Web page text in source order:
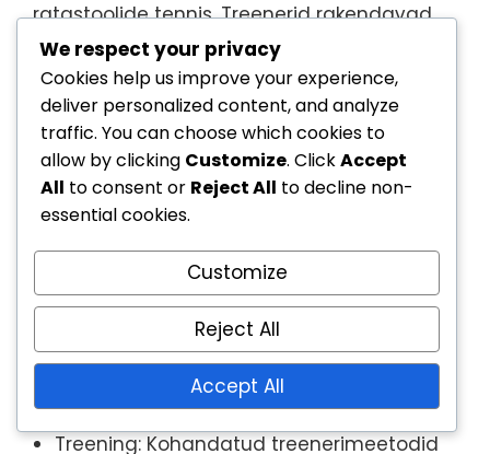
ratastoolide tennis. Treenerid rakendavad
sageli spetsiifilisi harjutusi, mis arvestavad
sportlaste ainulaadsete vajadustega,
keskendudes oskuste arendamisele ja
füüsilisele ettevalmistusele. See kohandatud
lähenemine mitte ainult ei paranda
sooritust, vaid edendab ka
kogukonnatunnet osalejate seas, kuna nad
jagavad kogemusi ja toetavad üksteist oma
sportlikel teekondadel.
Kaasatus: Mõlemad spordialad
edendavad osalust puuetega isikutelt.
Varustus: Spetsialiseeritud varustus
parandab sooritust ja ohutust.
Treening: Kohandatud treenerimeetodid
We respect your privacy
Cookies help us improve your experience,
deliver personalized content, and analyze
traffic. You can choose which cookies to
allow by clicking Customize. ClickAccept
All to consent or Reject All to decline non-
essential cookies.
Customize
Reject All
Accept All